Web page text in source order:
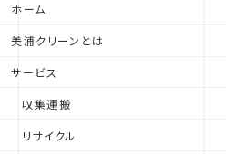
ホーム
美浦クリーンとは
サービス
収集運搬
リサイクル